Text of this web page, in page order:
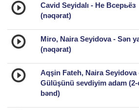
Cavid Seyidalı - Не Всерьёз
(nəqərat)
Miro, Naira Seyidova - Sən
(nəqərat)
Aqşin Fateh, Naira Seyidova
Gülüşünü sevdiyim adam
bənd)